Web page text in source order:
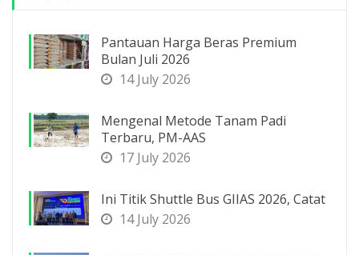
Pantauan Harga Beras Premium
Bulan Juli 2026
14 July 2026
Mengenal Metode Tanam Padi
Terbaru, PM-AAS
17 July 2026
Ini Titik Shuttle Bus GIIAS 2026, Catat
14 July 2026